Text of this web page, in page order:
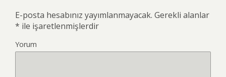
E-posta hesabınız yayımlanmayacak. Gerekli alanlar
* ile işaretlenmişlerdir
Yorum